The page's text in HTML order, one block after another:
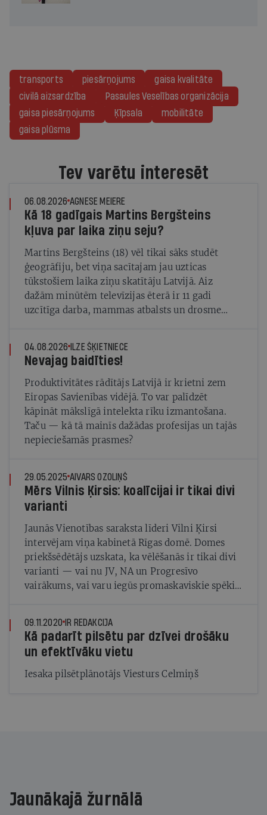
transports piesārņojums
gaisa kvalitāte
civilā aizsardzība
Pasaules Veselības organizācija
gaisa piesārņojums
Ķīpsala
mobilitāte
gaisa plūsma
Tev varētu interesēt
06.08.2026 AGNESE MEIERE
Kā 18 gadīgais Martins Bergšteins
kļuva par laika ziņu seju?
Martins Bergšteins (18) vēl tikai sāks studēt
ģeogrāfiju, bet viņa sacītajam jau uzticas
tūkstošiem laika ziņu skatītāju Latvijā. Aiz
dažām minūtēm televīzijas ēterā ir 11 gadi
uzcītīga darba, mammas atbalsts un drosme
04.08.2026 ILZE ŠĶIETNIECE
Nevajag baidīties!
Produktivitātes rādītājs Latvijā ir krietni zem
Eiropas Savienības vidējā. To var palīdzēt
kāpināt mākslīgā intelekta rīku izmantošana.
Taču — kā tā mainīs dažādas profesijas un tajās
nepieciešamās prasmes?
29.05.2025 AIVARS OZOLIŅŠ
Mērs Vilnis Ķirsis: koalīcijai ir tikai divi
varianti
Jaunās Vienotības saraksta līderi Vilni Ķirsi
intervējam viņa kabinetā Rīgas domē. Domes
priekšsēdētājs uzskata, ka vēlēšanās ir tikai divi
varianti — vai nu JV, NA un Progresīvo
vairākums, vai varu iegūs promaskaviskie spēki
09.11.2020 IR REDAKCIJA
Kā padarīt pilsētu par dzīvei drošāku
un efektīvāku vietu
Iesaka pilsētplānotājs Viesturs Celmiņš
Jaunākajā žurnālā